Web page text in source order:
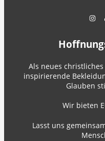
Als neues
inspirierende
Glauben
Wir bieten
Lasst uns